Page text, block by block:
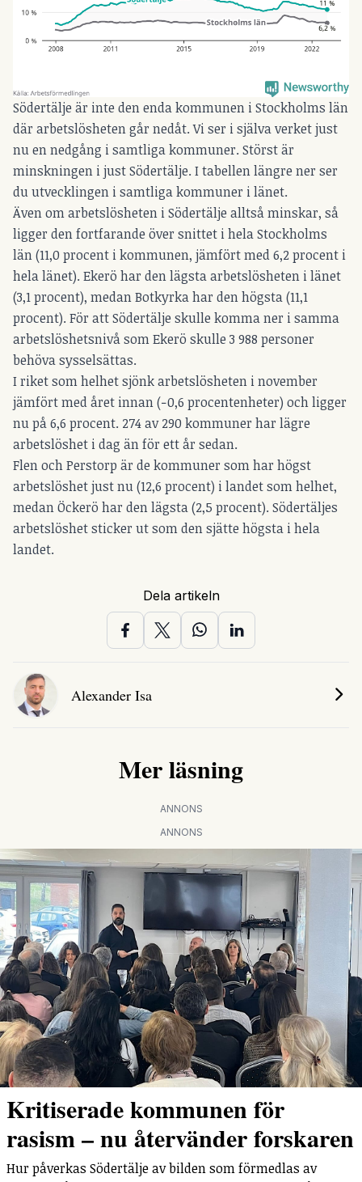
Södertälje är inte den enda kommunen i Stockholms län
där arbetslösheten går nedåt. Vi ser i själva verket just
nu en nedgång i samtliga kommuner. Störst är
minskningen i just Södertälje. I tabellen längre ner ser
du utvecklingen i samtliga kommuner i länet.
Även om arbetslösheten i Södertälje alltså minskar, så
ligger den fortfarande över snittet i hela Stockholms
län (11,0 procent i kommunen, jämfört med 6,2 procent i
hela länet). Ekerö har den lägsta arbetslösheten i länet
(3,1 procent), medan Botkyrka har den högsta (11,1
procent). För att Södertälje skulle komma ner i samma
arbetslöshetsnivå som Ekerö skulle 3 988 personer
behöva sysselsättas.
I riket som helhet sjönk arbetslösheten i november
jämfört med året innan (−0,6 procentenheter) och ligger
nu på 6,6 procent. 274 av 290 kommuner har lägre
arbetslöshet i dag än för ett år sedan.
Flen och Perstorp är de kommuner som har högst
arbetslöshet just nu (12,6 procent) i landet som helhet,
medan Öckerö har den lägsta (2,5 procent). Södertäljes
arbetslöshet sticker ut som den sjätte högsta i hela
landet.
Dela artikeln
Alexander Isa
Mer läsning
ANNONS
ANNONS
Kritiserade kommunen för
rasism – nu återvänder forskaren
Hur påverkas Södertälje av bilden som förmedlas av